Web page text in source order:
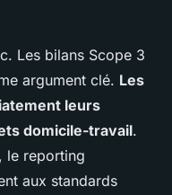
Les bilans Scope 3
argument clé. Les
leurs
domicile-travail.
le reporting
aux standards